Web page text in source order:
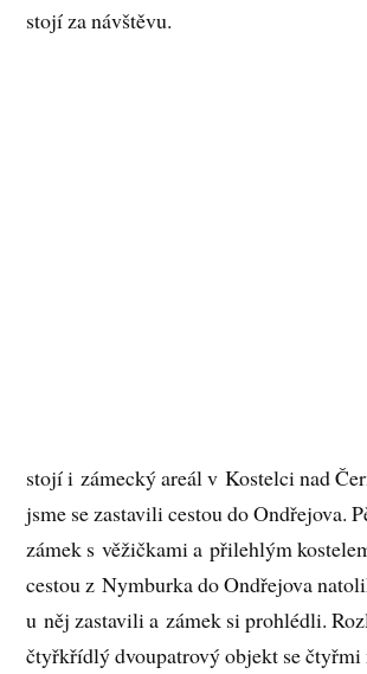
stojí za návštěvu.
stojí i zámecký areál v Kostelci nad
jsme se zastavili cestou do Ondřejova.
zámek s věžičkami a přilehlým
cestou z Nymburka do Ondřejova
u něj zastavili a zámek si prohlédli.
čtyřkřídlý dvoupatrový objekt se čtyřmi